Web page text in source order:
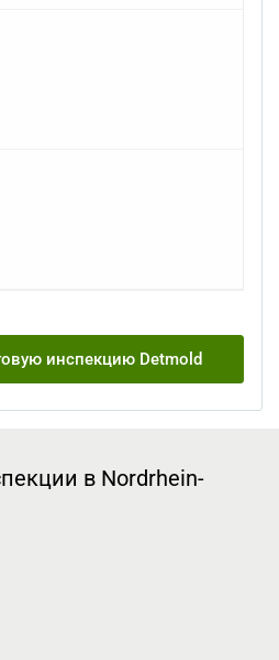
инспекцию Detmold
в Nordrhein-